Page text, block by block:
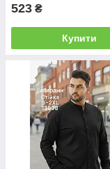
523 ₴
Купити